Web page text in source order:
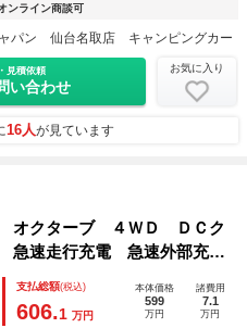
ンライン商談可
ャパン 仙台名取店 キャンピングカー
見積依頼
い合わせ
お気に入り
16人が見ています
クターブ ４ＷＤ ＤＣク
急速走行充電 急速外部充
ン 外部電源 ８ナンバー
支払総額(税込)
606.1 万円
本体価格
599
万円
諸費用
7.1
万円